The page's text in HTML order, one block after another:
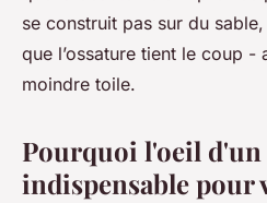
se construit pas sur du sable,
que l’ossature tient le coup -
moindre toile.
Pourquoi l'oeil d'un
indispensable pour